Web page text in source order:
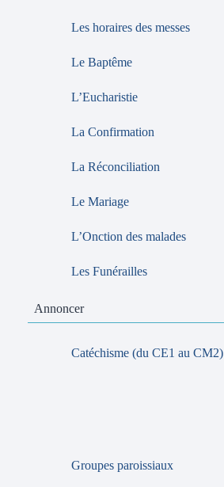
Les horaires des messes
Le Baptême
L’Eucharistie
La Confirmation
La Réconciliation
Le Mariage
L’Onction des malades
Les Funérailles
Annoncer
Catéchisme (du CE1 au CM2)
Groupes paroissiaux